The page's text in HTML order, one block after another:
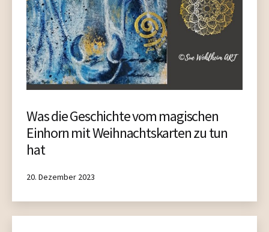
Was die Geschichte vom magischen
Einhorn mit Weihnachtskarten zu tun
hat
Published
20. Dezember 2023